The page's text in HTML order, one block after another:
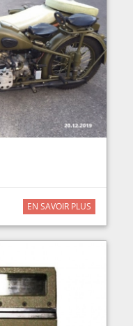
EN SAVOIR PLUS